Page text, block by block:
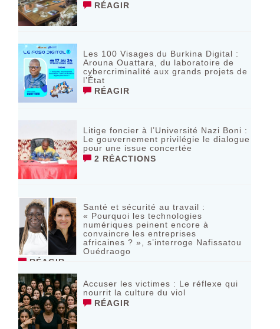
RÉAGIR
Les 100 Visages du Burkina Digital :
Arouna Ouattara, du laboratoire de
cybercriminalité aux grands projets de
l’État
RÉAGIR
Litige foncier à l’Université Nazi Boni :
Le gouvernement privilégie le dialogue
pour une issue concertée
2 RÉACTIONS
Santé et sécurité au travail :
« Pourquoi les technologies
numériques peinent encore à
convaincre les entreprises
africaines ? », s’interroge Nafissatou
Ouédraogo
RÉAGIR
Accuser les victimes : Le réflexe qui
nourrit la culture du viol
RÉAGIR